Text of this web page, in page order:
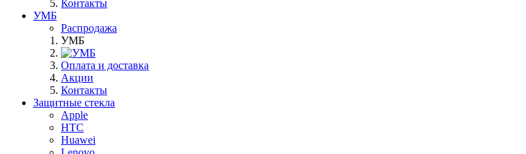
Контакты
УМБ
Распродажа
УМБ
Оплата и доставка
Акции
Контакты
Защитные стекла
Apple
HTC
Huawei